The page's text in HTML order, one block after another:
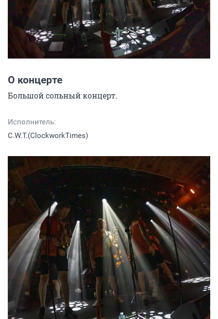
О концерте
Большой сольный концерт.
Исполнитель:
C.W.T.(ClockworkTimes)